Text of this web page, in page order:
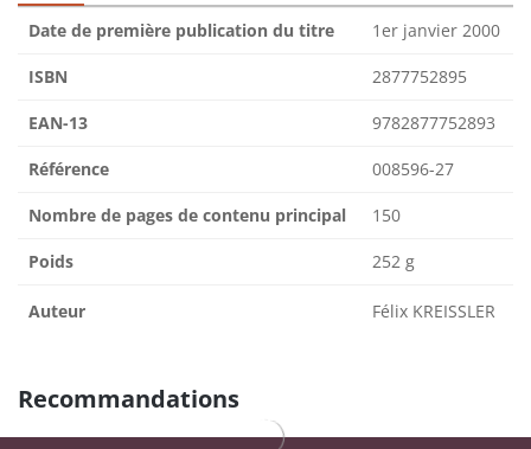
Date de première publication du titre 1er janvier 2000
ISBN 2877752895
EAN-13 9782877752893
Référence 008596-27
Nombre de pages de contenu principal 150
Poids 252 g
Auteur Félix KREISSLER
Recommandations